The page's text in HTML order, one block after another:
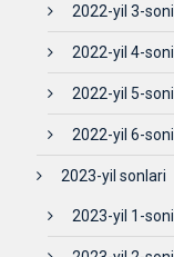
2022-yil 3-soni
2022-yil 4-soni
2022-yil 5-soni
2022-yil 6-soni
2023-yil sonlari
2023-yil 1-soni